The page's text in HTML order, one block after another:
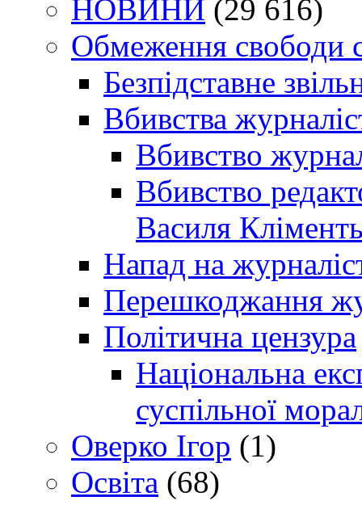
НОВИНИ (29 616)
Обмеження свободи
Безпідставне
Вбивства
Вбивство
Вбивство
Василя
Напад на
Перешкоджання
Політична цензура
Національна
суспільної
Оверко Ігор (1)
Освіта (68)